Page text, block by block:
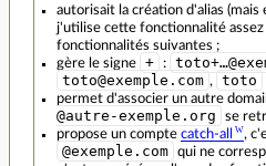
autorisait la création d'alias
j'utilise cette fonctionnalité assez
fonctionnalités suivantes ;
gère le signe
+ :
toto@exemple.com , toto
permet d'associer un autre
@autre-exemple.org
se
propose un compte catch-all ,
@exemple.com
qui ne